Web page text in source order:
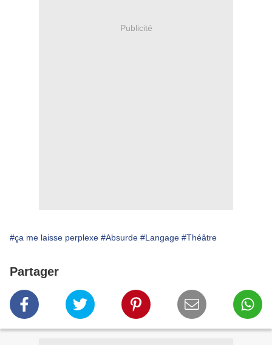
Publicité
#ça me laisse perplexe #Absurde #Langage #Théâtre
Partager